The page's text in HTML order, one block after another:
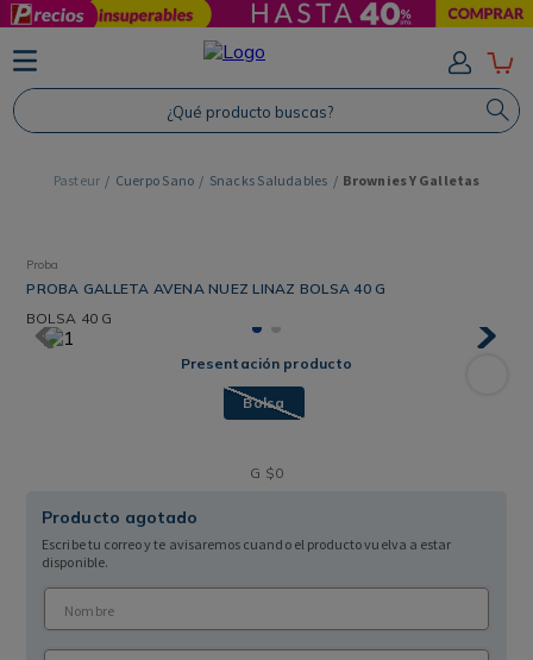
¿Qué producto buscas?
Cuerpo Sano Snacks Saludables Brownies Y Galletas
Proba
PROBA GALLETA AVENA NUEZ LINAZ BOLSA 40 G
BOLSA 40 G
Presentación producto
Bolsa
G $0
Producto agotado
Escribe tu correo y te avisaremos cuando el producto vuelva a estar
disponible.
TÉRMINOS MÁS BUSCADOS
1. Protector Solar
2. Proteina
Shampoo